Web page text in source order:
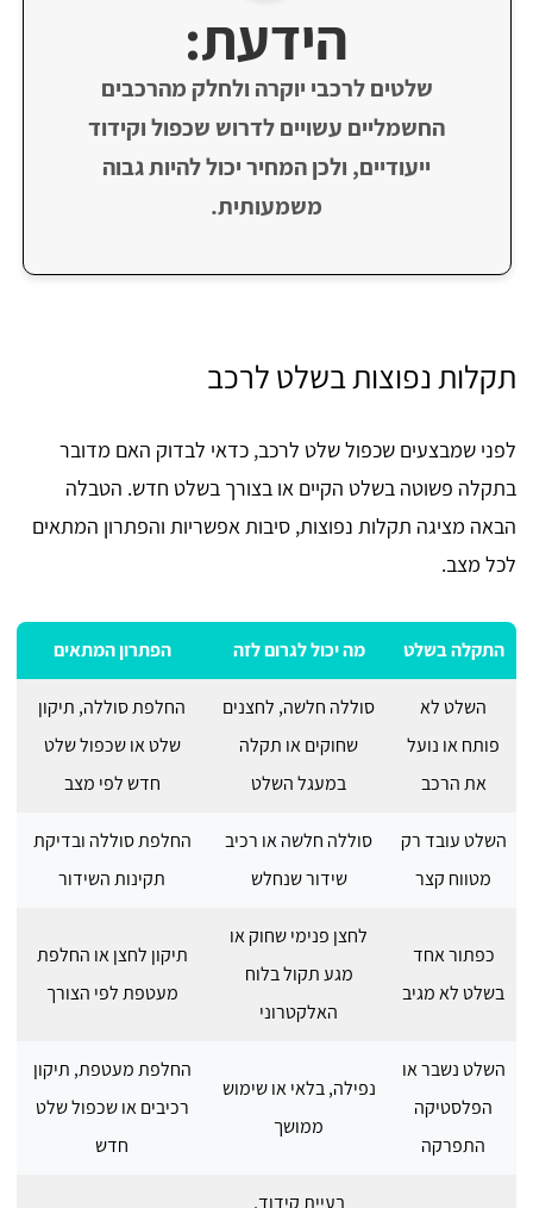
הידעת:
שלטים לרכבי יוקרה ולחלק מהרכבים
החשמליים עשויים לדרוש שכפול וקידוד
ייעודיים, ולכן המחיר יכול להיות גבוה
משמעותית.
תקלות נפוצות בשלט לרכב
לפני שמבצעים שכפול שלט לרכב, כדאי לבדוק האם מדובר
בתקלה פשוטה בשלט הקיים או בצורך בשלט חדש. הטבלה
הבאה מציגה תקלות נפוצות, סיבות אפשריות והפתרון המתאים
לכל מצב.
התקלה בשלט מה יכול לגרום לזה הפתרון המתאים
השלט לא
פותח או נועל
את הרכב
סוללה חלשה, לחצנים
שחוקים או תקלה
במעגל השלט
החלפת סוללה, תיקון
שלט או שכפול שלט
חדש לפי מצב
השלט עובד רק
מטווח קצר
סוללה חלשה או רכיב
שידור שנחלש
החלפת סוללה ובדיקת
תקינות השידור
כפתור אחד
בשלט לא מגיב
לחצן פנימי שחוק או
מגע תקול בלוח
האלקטרוני
תיקון לחצן או החלפת
מעטפת לפי הצורך
השלט נשבר או
הפלסטיקה
התפרקה
נפילה, בלאי או שימוש
ממושך
החלפת מעטפת, תיקון
רכיבים או שכפול שלט
חדש
בעיית קידוד,